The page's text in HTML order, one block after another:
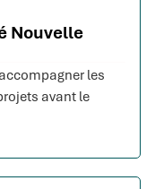
Nouvelle
les
avant le